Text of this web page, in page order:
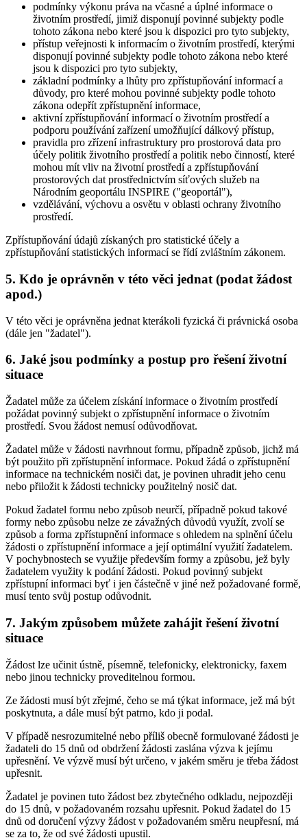
podmínky výkonu práva na včasné a úplné informace o
životním prostředí, jimiž disponují povinné subjekty podle
tohoto zákona nebo které jsou k dispozici pro tyto subjekty,
přístup veřejnosti k informacím o životním prostředí, kterými
disponují povinné subjekty podle tohoto zákona nebo které
jsou k dispozici pro tyto subjekty,
základní podmínky a lhůty pro zpřístupňování informací a
důvody, pro které mohou povinné subjekty podle tohoto
zákona odepřít zpřístupnění informace,
aktivní zpřístupňování informací o životním prostředí a
podporu používání zařízení umožňující dálkový přístup,
pravidla pro zřízení infrastruktury pro prostorová data pro
účely politik životního prostředí a politik nebo činností, které
mohou mít vliv na životní prostředí a zpřístupňování
prostorových dat prostřednictvím síťových služeb na
Národním geoportálu INSPIRE ("geoportál"),
vzdělávání, výchovu a osvětu v oblasti ochrany životního
prostředí.
Zpřístupňování údajů získaných pro statistické účely a
zpřístupňování statistických informací se řídí zvláštním zákonem.
5. Kdo je oprávněn v této věci jednat (podat žádost
apod.)
V této věci je oprávněna jednat kterákoli fyzická či právnická osoba
(dále jen "žadatel").
6. Jaké jsou podmínky a postup pro řešení životní
situace
Žadatel může za účelem získání informace o životním prostředí
požádat povinný subjekt o zpřístupnění informace o životním
prostředí. Svou žádost nemusí odůvodňovat.
Žadatel může v žádosti navrhnout formu, případně způsob, jichž má
být použito při zpřístupnění informace. Pokud žádá o zpřístupnění
informace na technickém nosiči dat, je povinen uhradit jeho cenu
nebo přiložit k žádosti technicky použitelný nosič dat.
Pokud žadatel formu nebo způsob neurčí, případně pokud takové
formy nebo způsobu nelze ze závažných důvodů využít, zvolí se
způsob a forma zpřístupnění informace s ohledem na splnění účelu
žádosti o zpřístupnění informace a její optimální využití žadatelem.
V pochybnostech se využije především formy a způsobu, jež byly
žadatelem využity k podání žádosti. Pokud povinný subjekt
zpřístupní informaci byť i jen částečně v jiné než požadované formě,
musí tento svůj postup odůvodnit.
7. Jakým způsobem můžete zahájit řešení životní
situace
Žádost lze učinit ústně, písemně, telefonicky, elektronicky, faxem
nebo jinou technicky proveditelnou formou.
Ze žádosti musí být zřejmé, čeho se má týkat informace, jež má být
poskytnuta, a dále musí být patrno, kdo ji podal.
V případě nesrozumitelné nebo příliš obecně formulované žádosti je
žadateli do 15 dnů od obdržení žádosti zaslána výzva k jejímu
upřesnění. Ve výzvě musí být určeno, v jakém směru je třeba žádost
upřesnit.
Žadatel je povinen tuto žádost bez zbytečného odkladu, nejpozději
do 15 dnů, v požadovaném rozsahu upřesnit. Pokud žadatel do 15
dnů od doručení výzvy žádost v požadovaném směru neupřesní, má
se za to, že od své žádosti upustil.